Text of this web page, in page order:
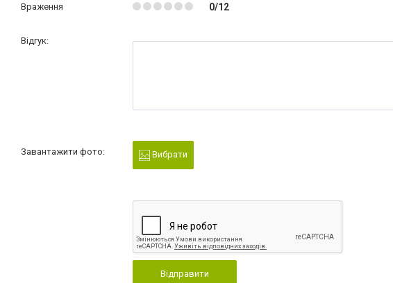
Враження 0/12
Відгук:
Завантажити фото: Вибрати
Відправити